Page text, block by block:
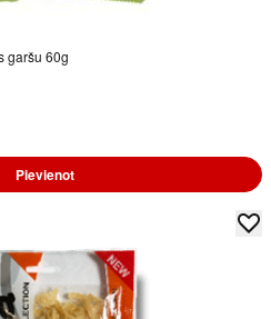
garšu 60g
Pievienot